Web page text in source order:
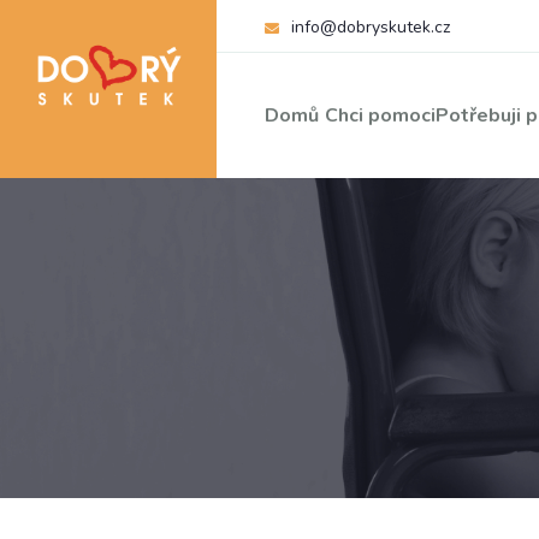
info@dobryskutek.cz
Domů Chci pomociPotřebuji